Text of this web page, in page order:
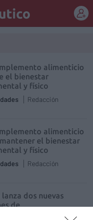
alimenticio
el bienestar
y físico
Redacción
alimenticio
el bienestar
y físico
Redacción
dos nuevas
de